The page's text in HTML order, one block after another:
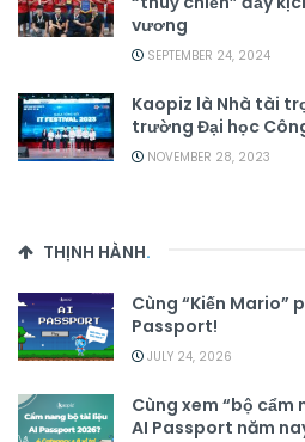
vương
SEPTEMBER 24, 2024
Kaopiz là Nhà tài
trường Đại học
NOVEMBER 28, 2023
THỊNH HÀNH.
Cùng “Kiến Mario”
Passport!
JULY 24, 2026
Cùng xem “bộ cẩm
AI Passport năm